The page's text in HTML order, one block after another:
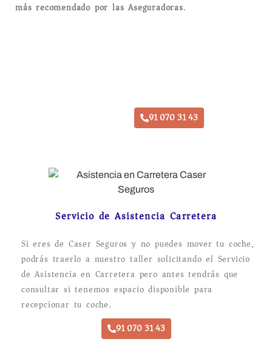
más recomendado por las Aseguradoras.
91 070 31 43
Servicio de Asistencia Carretera
Si eres de Caser Seguros y no puedes mover tu coche,
podrás traerlo a nuestro taller solicitando el Servicio
de Asistencia en Carretera pero antes tendrás que
consultar si tenemos espacio disponible para
recepcionar tu coche.
91 070 31 43